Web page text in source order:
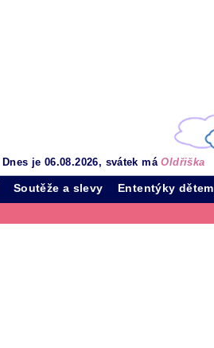
Dnes je 06.08.2026, svátek máOldřiška
Soutěže a slevy Ententýky dětem